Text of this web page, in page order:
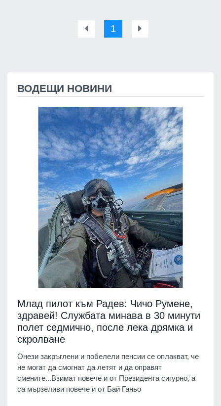
1
ВОДЕЩИ НОВИНИ
Млад пилот към Радев: Чичо Румене,
здравей! Службата минава в 30 минути
полет седмично, после лека дрямка и
скролване
Онези закръглени и побелели пенсии се оплакват, че
не могат да смогнат да летят и да оправят
смените...Взимат повече и от Президента сигурно, а
са мързеливи повече и от Бай Ганьо